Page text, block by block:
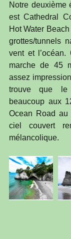
Notre deuxième
est Cathedral
Hot Water
grottes/tunnels
vent et
marche de 45
assez
trouve que le
beaucoup aux
Ocean Road au
ciel couvert
mélancolique.